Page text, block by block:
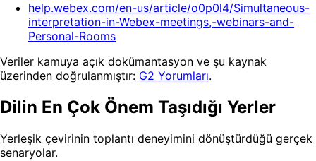
help.webex.com/en-us/article/o0p0l4/Simultaneous-
interpretation-in-Webex-meetings,-webinars-and-
Personal-Rooms
Veriler kamuya açık dokümantasyon ve şu kaynak
üzerinden doğrulanmıştır: G2 Yorumları.
Dilin En Çok Önem Taşıdığı Yerler
Yerleşik çevirinin toplantı deneyimini dönüştürdüğü gerçek
senaryolar.